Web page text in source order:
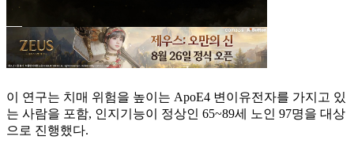
이 연구는 치매 위험을 높이는 ApoE4 변이유전자를 가지고 있
는 사람을 포함, 인지기능이 정상인 65~89세 노인 97명을 대상
으로 진행했다.